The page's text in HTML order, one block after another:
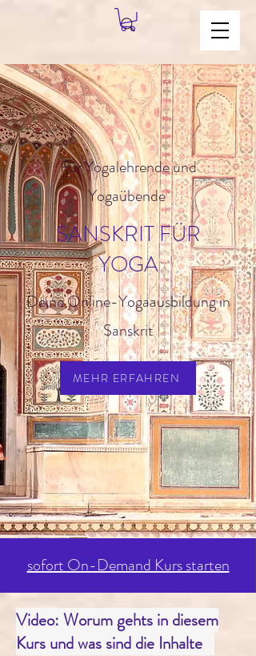
Für Yogalehrende und
Yogaübende
SANSKRIT FÜR
YOGA
Deine Online-Yogaausbildung in
Sanskrit
MEHR ERFAHREN
sofort On-Demand Kurs starten
Video: Worum gehts in diesem
Kurs und was sind die Inhalte